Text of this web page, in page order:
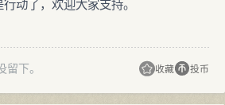
动了，欢迎大家支持。
下。 收藏 投币